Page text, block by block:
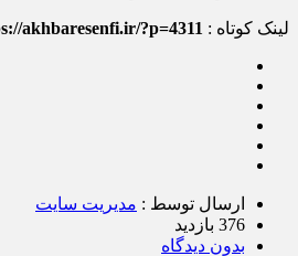
لینک کوتاه : akhbaresenfi.ir/?p=4311
ارسال توسط : مدیریت سایت
376 بازدید
بدون دیدگاه